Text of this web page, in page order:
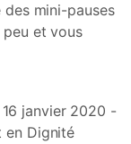
mini-pauses
et vous
janvier 2020 -
en Dignité